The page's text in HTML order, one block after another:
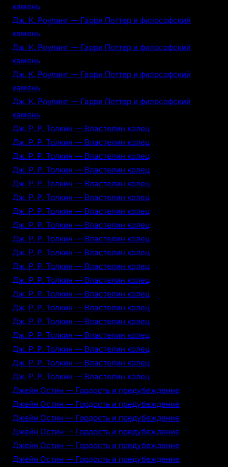
камень
Дж. К. Роулинг — Гарри Поттер и философский
камень
Дж. К. Роулинг — Гарри Поттер и философский
камень
Дж. К. Роулинг — Гарри Поттер и философский
камень
Дж. К. Роулинг — Гарри Поттер и философский
камень
Дж. Р. Р. Толкин — Властелин колец
Дж. Р. Р. Толкин — Властелин колец
Дж. Р. Р. Толкин — Властелин колец
Дж. Р. Р. Толкин — Властелин колец
Дж. Р. Р. Толкин — Властелин колец
Дж. Р. Р. Толкин — Властелин колец
Дж. Р. Р. Толкин — Властелин колец
Дж. Р. Р. Толкин — Властелин колец
Дж. Р. Р. Толкин — Властелин колец
Дж. Р. Р. Толкин — Властелин колец
Дж. Р. Р. Толкин — Властелин колец
Дж. Р. Р. Толкин — Властелин колец
Дж. Р. Р. Толкин — Властелин колец
Дж. Р. Р. Толкин — Властелин колец
Дж. Р. Р. Толкин — Властелин колец
Дж. Р. Р. Толкин — Властелин колец
Дж. Р. Р. Толкин — Властелин колец
Дж. Р. Р. Толкин — Властелин колец
Дж. Р. Р. Толкин — Властелин колец
Джейн Остин — Гордость и предубеждение
Джейн Остин — Гордость и предубеждение
Джейн Остин — Гордость и предубеждение
Джейн Остин — Гордость и предубеждение
Джейн Остин — Гордость и предубеждение
Джейн Остин — Гордость и предубеждение